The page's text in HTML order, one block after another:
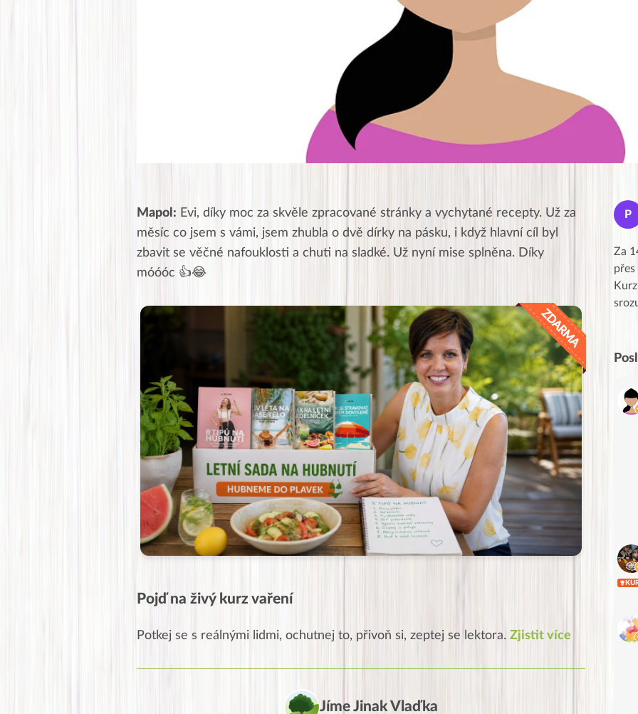
Mapol: Evi, díky moc za skvěle zpracované stránky a vychytané recepty. Už za
měsíc co jsem s vámi, jsem zhubla o dvě dírky na pásku, i když hlavní cíl byl
zbavit se věčné nafouklosti a chuti na sladké. Už nyní mise splněna. Díky
móóóc 👍😂
Pojď na živý kurz vaření
Potkej se s reálnými lidmi, ochutnej to, přivoň si, zeptej se lektora. Zjistit více
Jíme Jinak Vlaďka
J
Jana
Moc Vám všem děkuji za krásný pátek,
Posílá…
P
Za